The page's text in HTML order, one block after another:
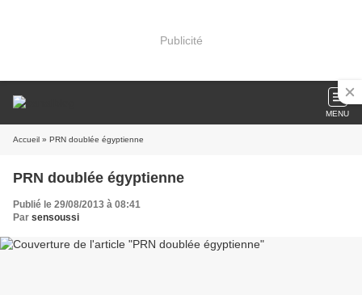
Publicité
MENU
Accueil » PRN doublée égyptienne
PRN doublée égyptienne
Publié le 29/08/2013 à 08:41
Par sensoussi